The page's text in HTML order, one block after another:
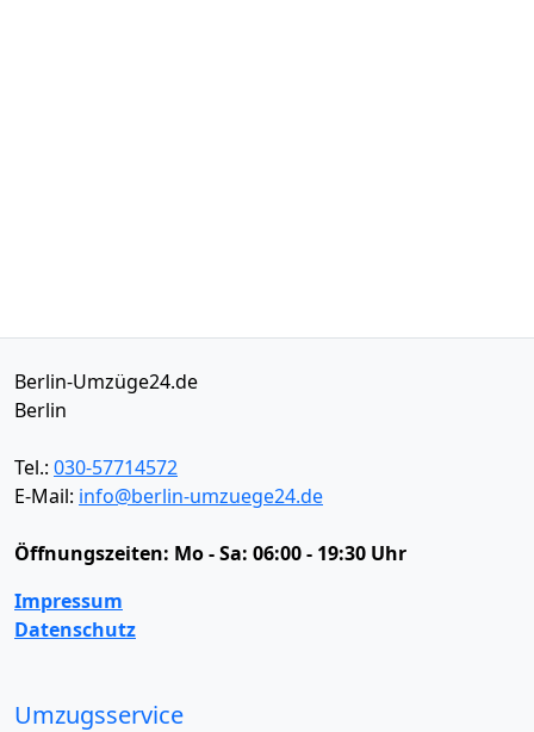
Berlin-Umzüge24.de
Berlin
Tel.: 030-57714572
E-Mail: info@berlin-umzuege24.de
Öffnungszeiten: Mo - Sa: 06:00 - 19:30 Uhr
Impressum
Datenschutz
Umzugsservice